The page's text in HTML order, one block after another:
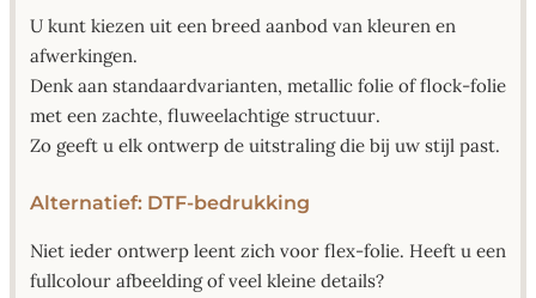
U kunt kiezen uit een breed aanbod van kleuren en
afwerkingen.
Denk aan standaardvarianten, metallic folie of flock-folie
met een zachte, fluweelachtige structuur.
Zo geeft u elk ontwerp de uitstraling die bij uw stijl past.
Alternatief: DTF-bedrukking
Niet ieder ontwerp leent zich voor flex-folie. Heeft u een
fullcolour afbeelding of veel kleine details?